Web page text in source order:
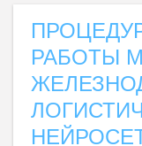
РАБОТЫ